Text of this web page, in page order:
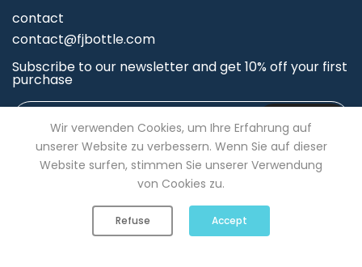
contact
contact@fjbottle.com
Subscribe to our newsletter and get 10% off your first
purchase
Subscribe
Wishlist Cart Account
Wir verwenden Cookies, um Ihre Erfahrung auf
unserer Website zu verbessern. Wenn Sie auf dieser
Website surfen, stimmen Sie unserer Verwendung
von Cookies zu.
Refuse Accept